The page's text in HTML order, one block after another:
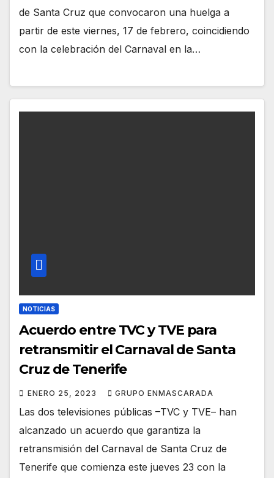
de Santa Cruz que convocaron una huelga a
partir de este viernes, 17 de febrero, coincidiendo
con la celebración del Carnaval en la…
NOTICIAS
Acuerdo entre TVC y TVE para
retransmitir el Carnaval de Santa
Cruz de Tenerife
ENERO 25, 2023 GRUPO ENMASCARADA
Las dos televisiones públicas –TVC y TVE– han
alcanzado un acuerdo que garantiza la
retransmisión del Carnaval de Santa Cruz de
Tenerife que comienza este jueves 23 con la